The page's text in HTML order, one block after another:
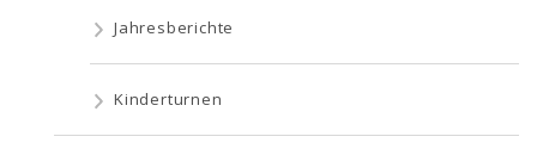
Jahresberichte
Kinderturnen